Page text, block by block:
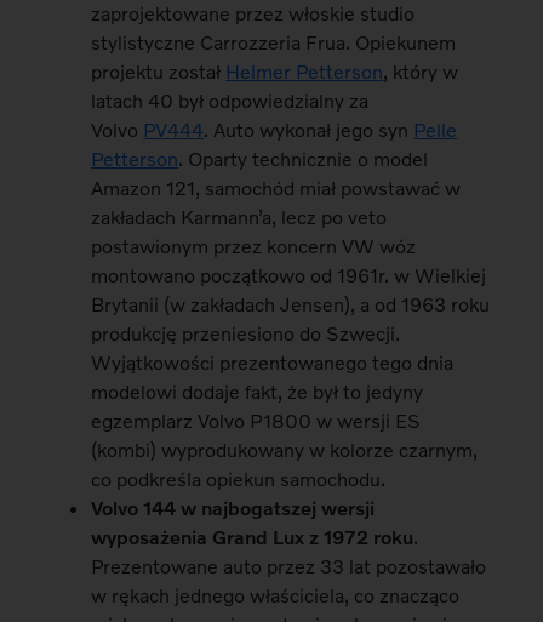
zaprojektowane przez włoskie studio
stylistyczne Carrozzeria Frua. Opiekunem
projektu został Helmer Petterson, który w
latach 40 był odpowiedzialny za
Volvo PV444. Auto wykonał jego syn Pelle
Petterson. Oparty technicznie o model
Amazon 121, samochód miał powstawać w
zakładach Karmann’a, lecz po veto
postawionym przez koncern VW wóz
montowano początkowo od 1961r. w Wielkiej
Brytanii (w zakładach Jensen), a od 1963 roku
produkcję przeniesiono do Szwecji.
Wyjątkowości prezentowanego tego dnia
modelowi dodaje fakt, że był to jedyny
egzemplarz Volvo P1800 w wersji ES
(kombi) wyprodukowany w kolorze czarnym,
co podkreśla opiekun samochodu.
Volvo 144 w najbogatszej wersji
wyposażenia Grand Lux z 1972 roku.
Prezentowane auto przez 33 lat pozostawało
w rękach jednego właściciela, co znacząco